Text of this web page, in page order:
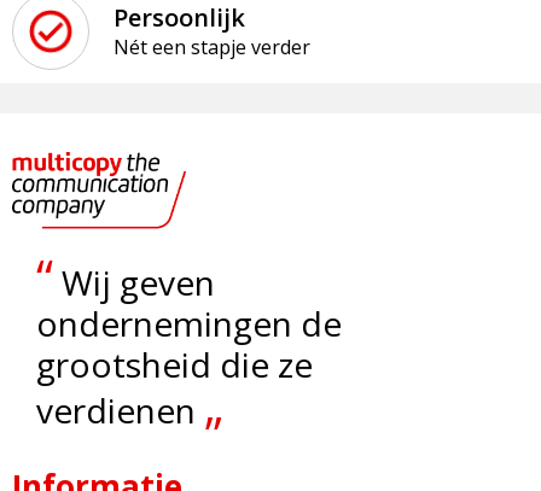
Persoonlijk
Nét een stapje verder
“Wij geven
ondernemingen de
grootsheid die ze
verdienen „